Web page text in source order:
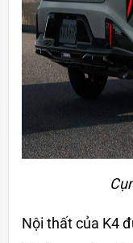
Nội thất của K4